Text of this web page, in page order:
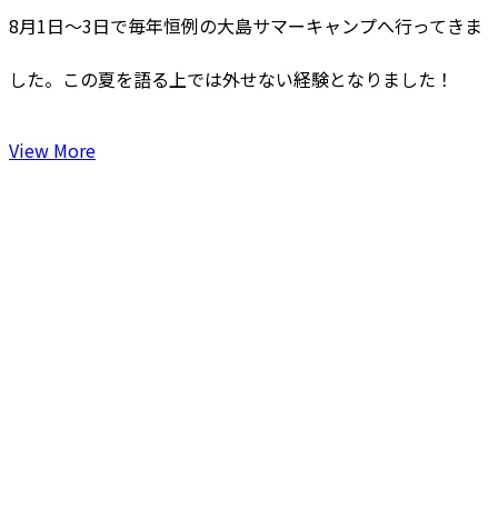
8月1日〜3日で毎年恒例の大島サマーキャンプへ行ってきま
した。この夏を語る上では外せない経験となりました！
View More